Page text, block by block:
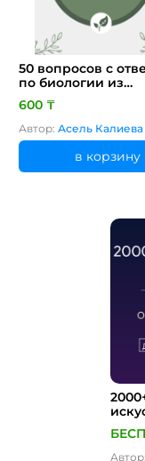
50 вопросов с
по биологии из
грантовского ЕНТ
600 ₸
Автор: Асель Калиева
в корзину
для
Автор: